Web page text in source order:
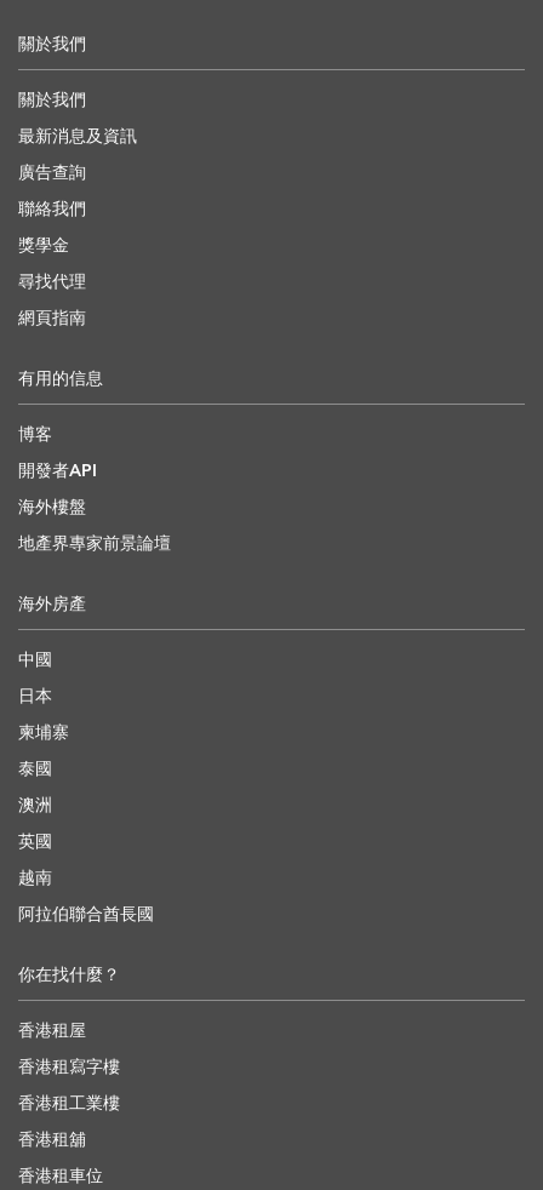
關於我們
關於我們
最新消息及資訊
廣告查詢
聯絡我們
獎學金
尋找代理
網頁指南
有用的信息
博客
開發者API
海外樓盤
地產界專家前景論壇
海外房產
中國
日本
柬埔寨
泰國
澳洲
英國
越南
阿拉伯聯合酋長國
你在找什麼？
香港租屋
香港租寫字樓
香港租工業樓
香港租舖
香港租車位